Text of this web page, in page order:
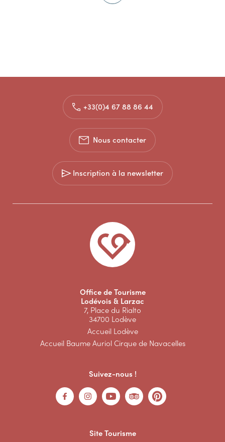
+33(0)4 67 88 86 44
Nous contacter
Inscription à la newsletter
Office de Tourisme
Lodévois & Larzac
7, Place du Rialto
34700 Lodève
Accueil Lodève
Accueil Baume Auriol Cirque de Navacelles
Suivez-nous !
Site Tourisme